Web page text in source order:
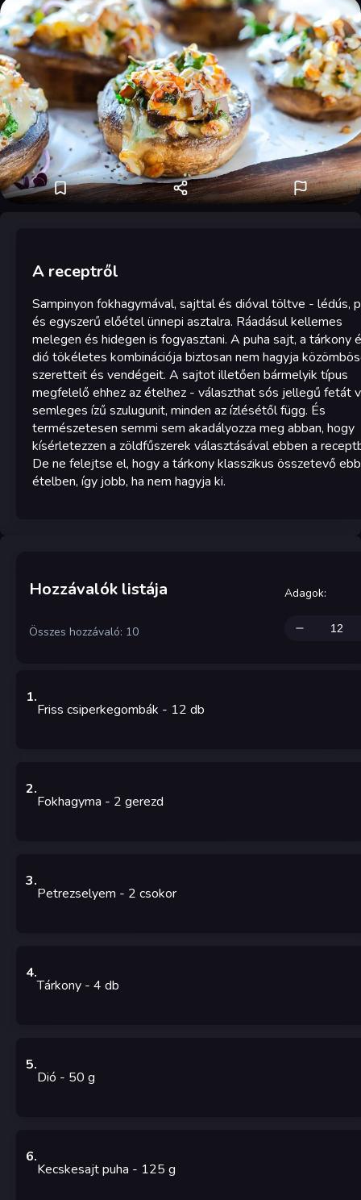
A receptről
Sampinyon fokhagymával, sajttal és dióval töltve - lédús,
és egyszerű előétel ünnepi asztalra. Ráadásul kellemes
melegen és hidegen is fogyasztani. A puha sajt, a tárkony
dió tökéletes kombinációja biztosan nem hagyja
szeretteit és vendégeit. A sajtot illetően bármelyik típus
megfelelő ehhez az ételhez - választhat sós jellegű fetát
semleges ízű szulugunit, minden az ízlésétől függ. És
természetesen semmi sem akadályozza meg abban, hogy
kísérletezzen a zöldfűszerek választásával ebben a
De ne felejtse el, hogy a tárkony klasszikus összetevő
ételben, így jobb, ha nem hagyja ki.
Hozzávalók listája
Összes hozzávaló: 10
Adagok:
1.
Friss csiperkegombák - 12 db
2.
Fokhagyma - 2 gerezd
3.
Petrezselyem - 2 csokor
4.
Tárkony - 4 db
5.
Dió - 50 g
6.
Kecskesajt puha - 125 g